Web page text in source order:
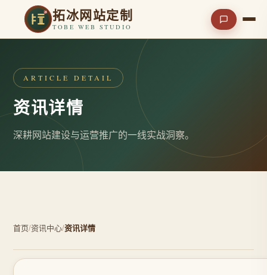
拓冰网站定制
TOBE WEB STUDIO
ARTICLE DETAIL
资讯详情
深耕网站建设与运营推广的一线实战洞察。
首页/资讯中心/资讯详情